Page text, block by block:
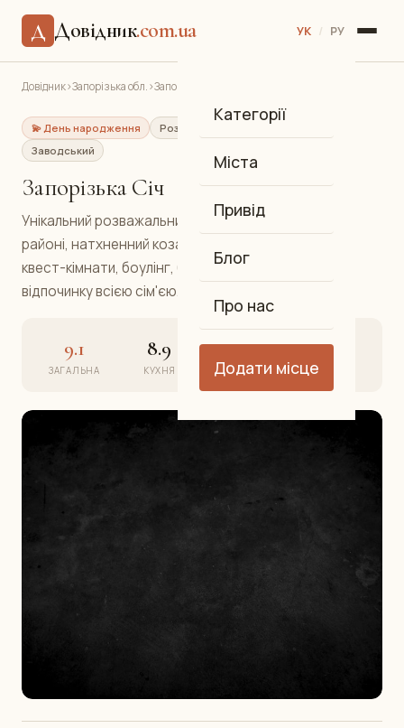
Д Довідник.com.ua УК / РУ
Категорії
Міста
Привід
Блог
Про нас
Додати місце
Довідник›Запорізька обл.›Запоріжжя
💫 День народження Розваги
Розваги та відпочинок
Заводський
Запорізька Січ
Унікальний розважальний комплекс у Заводському
районі, натхненний козацькою культурою. Тут є
квест-кімнати, боулінг, більярд і дитяча зона для
відпочинку всією сім'єю.
9.1
ЗАГАЛЬНА
8.9
КУХНЯ
9.4
АТМОСФЕРА
9.0
СЕРВІС